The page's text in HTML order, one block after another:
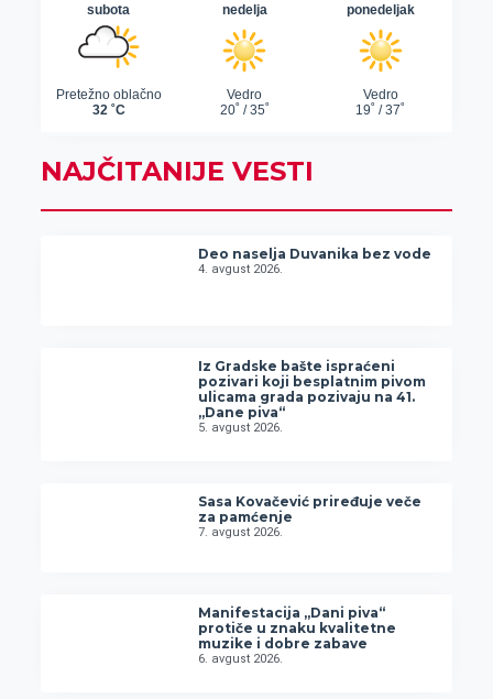
NAJČITANIJE VESTI
Deo naselja Duvanika bez vode
4. avgust 2026.
Iz Gradske bašte ispraćeni
pozivari koji besplatnim pivom
ulicama grada pozivaju na 41.
„Dane piva“
5. avgust 2026.
Sasa Kovačević priređuje veče
za pamćenje
7. avgust 2026.
Manifestacija „Dani piva“
protiče u znaku kvalitetne
muzike i dobre zabave
6. avgust 2026.